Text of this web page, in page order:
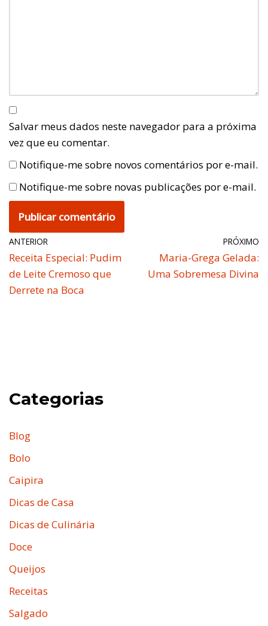
Salvar meus dados neste navegador para a próxima
vez que eu comentar.
Notifique-me sobre novos comentários por e-mail.
Notifique-me sobre novas publicações por e-mail.
ANTERIOR
Receita Especial: Pudim
de Leite Cremoso que
Derrete na Boca
PRÓXIMO
Maria-Grega Gelada:
Uma Sobremesa Divina
Categorias
Blog
Bolo
Caipira
Dicas de Casa
Dicas de Culinária
Doce
Queijos
Receitas
Salgado